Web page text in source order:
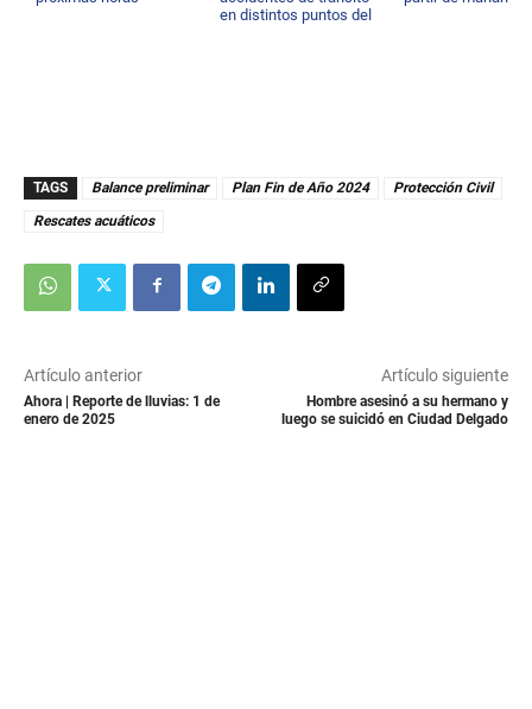
en distintos puntos del
TAGS Balance preliminar Plan Fin de Año 2024
Protección Civil
Rescates acuáticos
Artículo anterior
Ahora | Reporte de lluvias: 1 de
enero de 2025
Artículo siguiente
Hombre asesinó a su hermano y
luego se suicidó en Ciudad Delgado